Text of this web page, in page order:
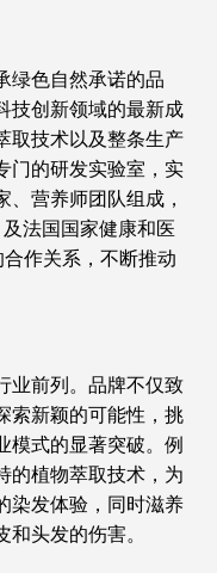
绿色自然承诺的品
技创新领域的最新成
取技术以及整条生产
门的研发实验室，实
营养师团队组成，
法国国家健康和医
作关系，不断推动
业前列。品牌不仅致
索新颖的可能性，挑
模式的显著突破。例
的植物萃取技术，为
染发体验，同时滋养
头发的伤害。